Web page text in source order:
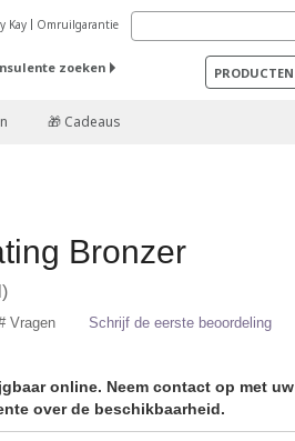
Kay Omruilgarantie
zoeken PRODUCTEN
🎁 Cadeaus
Bronzer
Vragen Schrijf de eerste beoordeling
online. Neem contact op met uw
over de beschikbaarheid.